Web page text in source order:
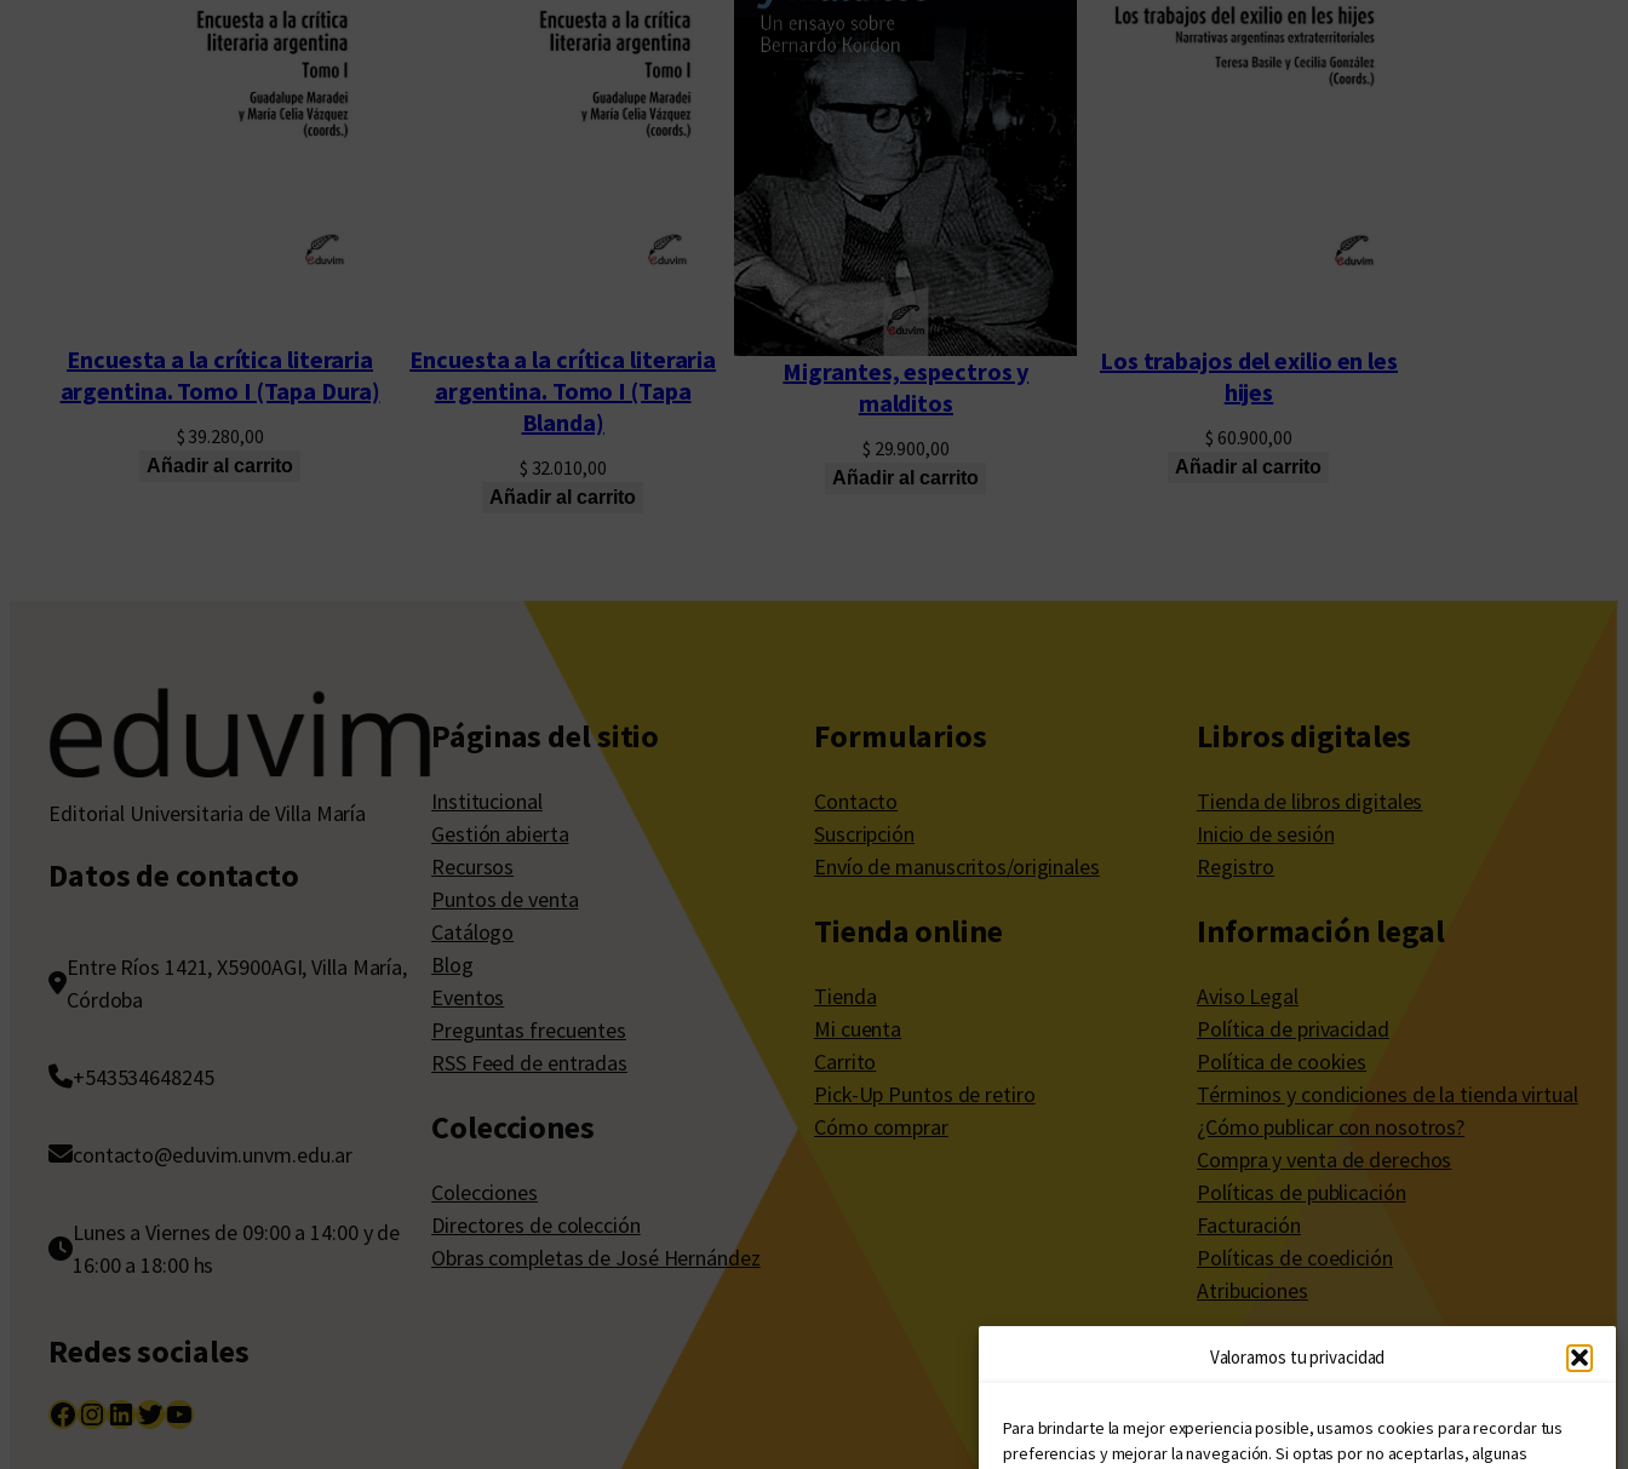
Valoramos tu privacidad
Para brindarte la mejor experiencia posible, usamos cookies para recordar tus
preferencias y mejorar la navegación. Si optas por no aceptarlas, algunas
Encuesta a la crítica literaria
argentina. Tomo I (Tapa Dura)
$ 39.280,00
Añadir al carrito
Encuesta a la crítica literaria
argentina. Tomo I (Tapa
Blanda)
$ 32.010,00
Añadir al carrito
Migrantes, espectros y
malditos
$ 29.900,00
Añadir al carrito
Los trabajos del exilio en les
hijes
$ 60.900,00
Añadir al carrito
Editorial Universitaria de Villa María
Datos de contacto
Entre Ríos 1421, X5900AGI, Villa María,
Córdoba
+543534648245
contacto@eduvim.unvm.edu.ar
Lunes a Viernes de 09:00 a 14:00 y de
16:00 a 18:00 hs
Redes sociales
Facebook InstagramLinkedIn Twitter YouTube
Páginas del sitio
Institucional
Gestión abierta
Recursos
Puntos de venta
Catálogo
Blog
Eventos
Preguntas frecuentes
RSS Feed de entradas
Colecciones
Colecciones
Directores de colección
Obras completas de José Hernández
Formularios
Contacto
Suscripción
Envío de manuscritos/originales
Tienda online
Tienda
Mi cuenta
Carrito
Pick-Up Puntos de retiro
Cómo comprar
Libros digitales
Tienda de libros digitales
Inicio de sesión
Registro
Información legal
Aviso Legal
Política de privacidad
Política de cookies
Términos y condiciones de la tienda virtual
¿Cómo publicar con nosotros?
Compra y venta de derechos
Políticas de publicación
Facturación
Políticas de coedición
Atribuciones